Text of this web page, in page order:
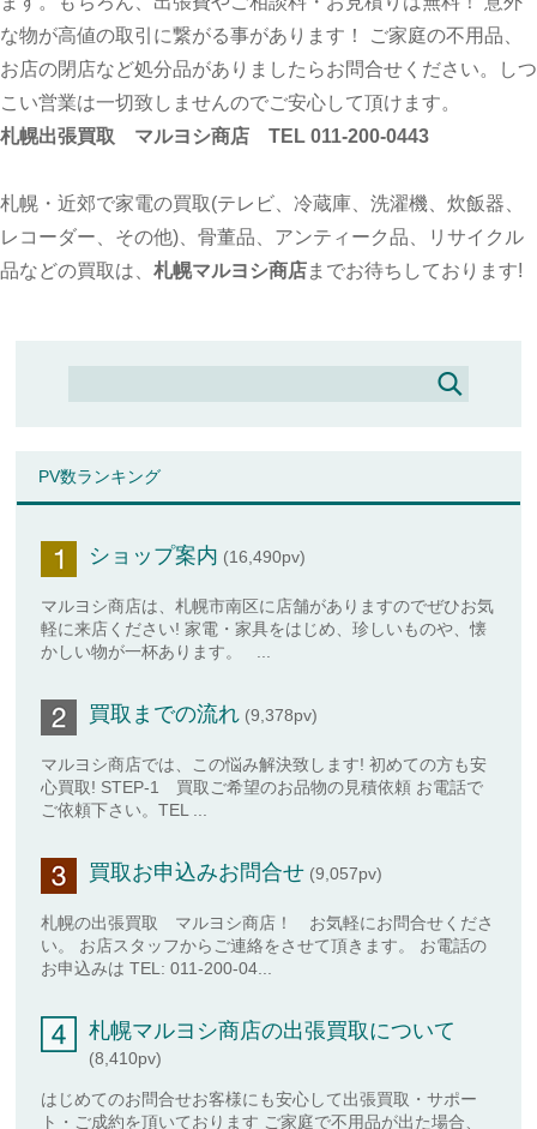
な物が高値の取引に繋がる事があります！ ご家庭の不用品、
お店の閉店など処分品がありましたらお問合せください。しつ
こい営業は一切致しませんのでご安心して頂けます。
札幌出張買取 マルヨシ商店 TEL 011-200-0443
札幌・近郊で家電の買取(テレビ、冷蔵庫、洗濯機、炊飯器、
レコーダー、その他)、骨董品、アンティーク品、リサイクル
品などの買取は、 札幌マルヨシ商店までお待ちしております!
PV数ランキング
ショップ案内 (16,490pv)
マルヨシ商店は、札幌市南区に店舗がありますのでぜひお気
軽に来店ください! 家電・家具をはじめ、珍しいものや、懐
かしい物が一杯あります。 ...
買取までの流れ (9,378pv)
マルヨシ商店では、この悩み解決致します! 初めての方も安
心買取! STEP-1 買取ご希望のお品物の見積依頼 お電話で
ご依頼下さい。TEL ...
買取お申込みお問合せ (9,057pv)
札幌の出張買取 マルヨシ商店！ お気軽にお問合せくださ
い。 お店スタッフからご連絡をさせて頂きます。 お電話の
お申込みは TEL: 011-200-04...
札幌マルヨシ商店の出張買取について
(8,410pv)
はじめてのお問合せお客様にも安心して出張買取・サポー
ト・ご成約を頂いております ご家庭で不用品が出た場合、